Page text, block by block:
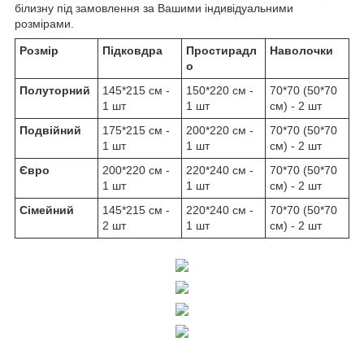
білизну під замовлення за Вашими індивідуальними
розмірами.
Розмір Підковдра
Простирадл
о
Наволочки
Полуторний
145*215 см -
1 шт
150*220 см -
1 шт
70*70 (50*70
см) - 2 шт
Подвійний
175*215 см -
1 шт
200*220 см -
1 шт
70*70 (50*70
см) - 2 шт
Євро
200*220 см -
1 шт
220*240 см -
1 шт
70*70 (50*70
см) - 2 шт
Сімейний
145*215 см -
2 шт
220*240 см -
1 шт
70*70 (50*70
см) - 2 шт